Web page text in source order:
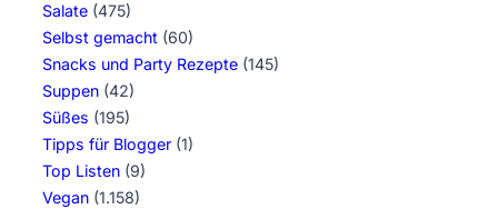
Salate (475)
Selbst gemacht (60)
Snacks und Party Rezepte (145)
Suppen (42)
Süßes (195)
Tipps für Blogger (1)
Top Listen (9)
Vegan (1.158)